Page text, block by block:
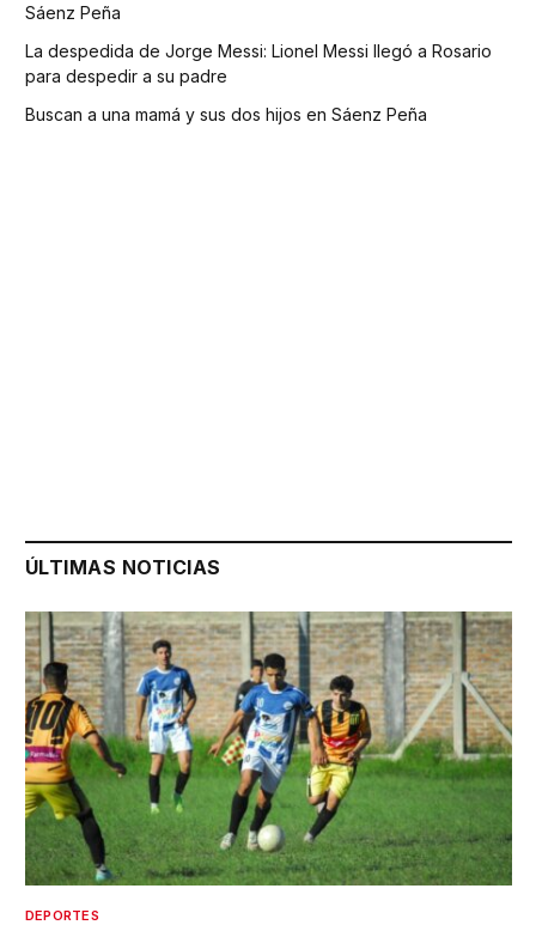
Sáenz Peña
La despedida de Jorge Messi: Lionel Messi llegó a Rosario
para despedir a su padre
Buscan a una mamá y sus dos hijos en Sáenz Peña
ÚLTIMAS NOTICIAS
DEPORTES